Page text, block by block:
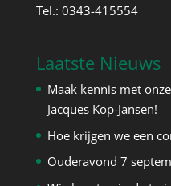
Tel.: 0343-415554
Laatste Nieuws
Maak kennis met
Jacques Kop-Jansen!
Hoe krijgen we een
Ouderavond 7